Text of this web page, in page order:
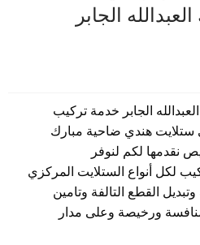
الجابر
الجابر خدمة تركيب
ستلايت هندي ضاحية مبارك
نقدمها لكم لنوفر
لكل أنواع الستلايت المركزي
القطع التالفة وتامين
ورخيصة وعلى مدار